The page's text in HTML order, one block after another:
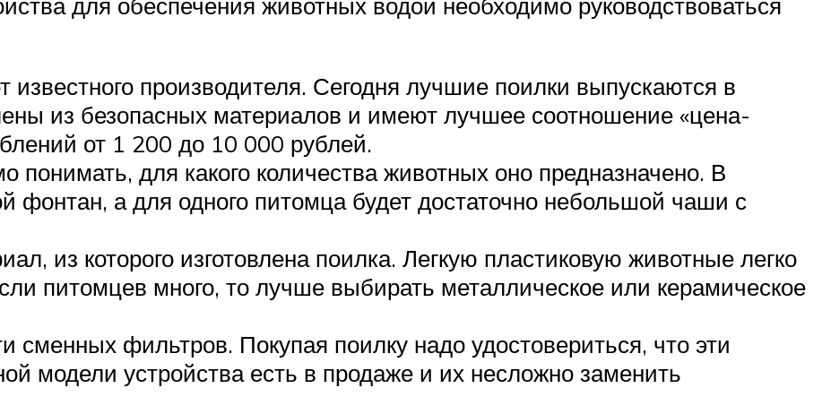
производителя. Сегодня лучшие поилки выпускаются в
из безопасных материалов и имеют лучшее соотношение «цена-
от 1 200 до 10 000 рублей.
понимать, для какого количества животных оно предназначено. В
фонтан, а для одного питомца будет достаточно небольшой чаши с
из которого изготовлена поилка. Легкую пластиковую животные легко
питомцев много, то лучше выбирать металлическое или керамическое
сменных фильтров. Покупая поилку надо удостовериться, что эти
модели устройства есть в продаже и их несложно заменить